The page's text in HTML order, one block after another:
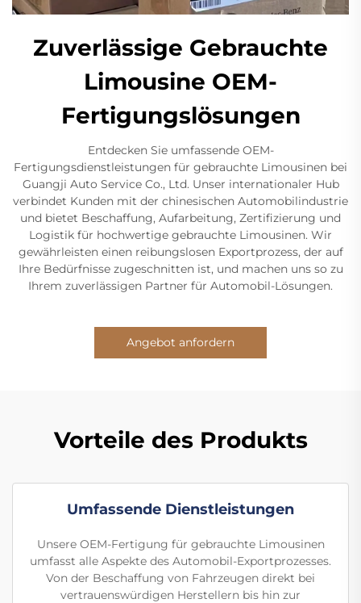
Zuverlässige Gebrauchte
Limousine OEM-
Fertigungslösungen
Entdecken Sie umfassende OEM-
Fertigungsdienstleistungen für gebrauchte Limousinen bei
Guangji Auto Service Co., Ltd. Unser internationaler Hub
verbindet Kunden mit der chinesischen Automobilindustrie
und bietet Beschaffung, Aufarbeitung, Zertifizierung und
Logistik für hochwertige gebrauchte Limousinen. Wir
gewährleisten einen reibungslosen Exportprozess, der auf
Ihre Bedürfnisse zugeschnitten ist, und machen uns so zu
Ihrem zuverlässigen Partner für Automobil-Lösungen.
Angebot anfordern
Vorteile des Produkts
Umfassende Dienstleistungen
Unsere OEM-Fertigung für gebrauchte Limousinen
umfasst alle Aspekte des Automobil-Exportprozesses.
Von der Beschaffung von Fahrzeugen direkt bei
vertrauenswürdigen Herstellern bis hin zur